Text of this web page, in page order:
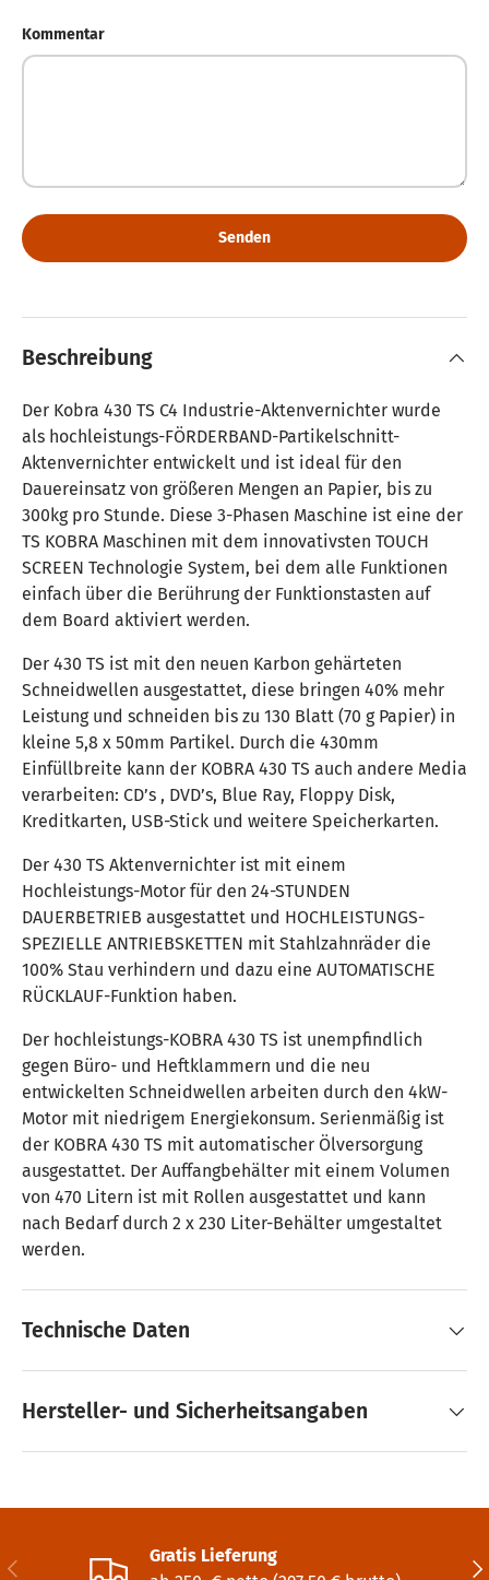
Kommentar
Senden
Beschreibung
Der Kobra 430 TS C4 Industrie-Aktenvernichter wurde
als hochleistungs-FÖRDERBAND-Partikelschnitt-
Aktenvernichter entwickelt und ist ideal für den
Dauereinsatz von größeren Mengen an Papier, bis zu
300kg pro Stunde. Diese 3-Phasen Maschine ist eine der
TS KOBRA Maschinen mit dem innovativsten TOUCH
SCREEN Technologie System, bei dem alle Funktionen
einfach über die Berührung der Funktionstasten auf
dem Board aktiviert werden.
Der 430 TS ist mit den neuen Karbon gehärteten
Schneidwellen ausgestattet, diese bringen 40% mehr
Leistung und schneiden bis zu 130 Blatt (70 g Papier) in
kleine 5,8 x 50mm Partikel. Durch die 430mm
Einfüllbreite kann der KOBRA 430 TS auch andere Media
verarbeiten: CD’s , DVD’s, Blue Ray, Floppy Disk,
Kreditkarten, USB-Stick und weitere Speicherkarten.
Der 430 TS Aktenvernichter ist mit einem
Hochleistungs-Motor für den 24-STUNDEN
DAUERBETRIEB ausgestattet und HOCHLEISTUNGS-
SPEZIELLE ANTRIEBSKETTEN mit Stahlzahnräder die
100% Stau verhindern und dazu eine AUTOMATISCHE
RÜCKLAUF-Funktion haben.
Der hochleistungs-KOBRA 430 TS ist unempfindlich
gegen Büro- und Heftklammern und die neu
entwickelten Schneidwellen arbeiten durch den 4kW-
Motor mit niedrigem Energiekonsum. Serienmäßig ist
der KOBRA 430 TS mit automatischer Ölversorgung
ausgestattet. Der Auffangbehälter mit einem Volumen
von 470 Litern ist mit Rollen ausgestattet und kann
nach Bedarf durch 2 x 230 Liter-Behälter umgestaltet
werden.
Technische Daten
Hersteller- und Sicherheitsangaben
Vorherige
Gratis Lieferung